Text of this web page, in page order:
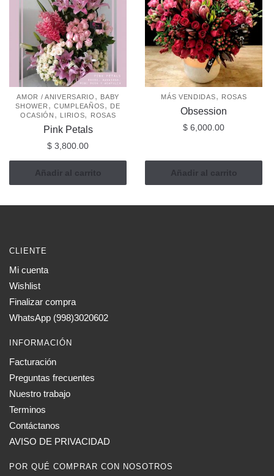
AMOR / ANIVERSARIO ,
BABY
SHOWER , CUMPLEAÑOS,
DE
OCASIÓN , LIRIOS, ROSAS
Pink Petals
$ 3,800.00
Añadir al carrito
MÁS VENDIDAS, ROSAS
Obsession
$ 6,000.00
Añadir al carrito
CLIENTE
Mi cuenta
Wishlist
Finalizar compra
WhatsApp (998)3020602
INFORMACIÓN
Facturación
Preguntas frecuentes
Nuestro trabajo
Terminos
Contáctanos
AVISO DE PRIVACIDAD
POR QUÉ COMPRAR CON NOSOTROS